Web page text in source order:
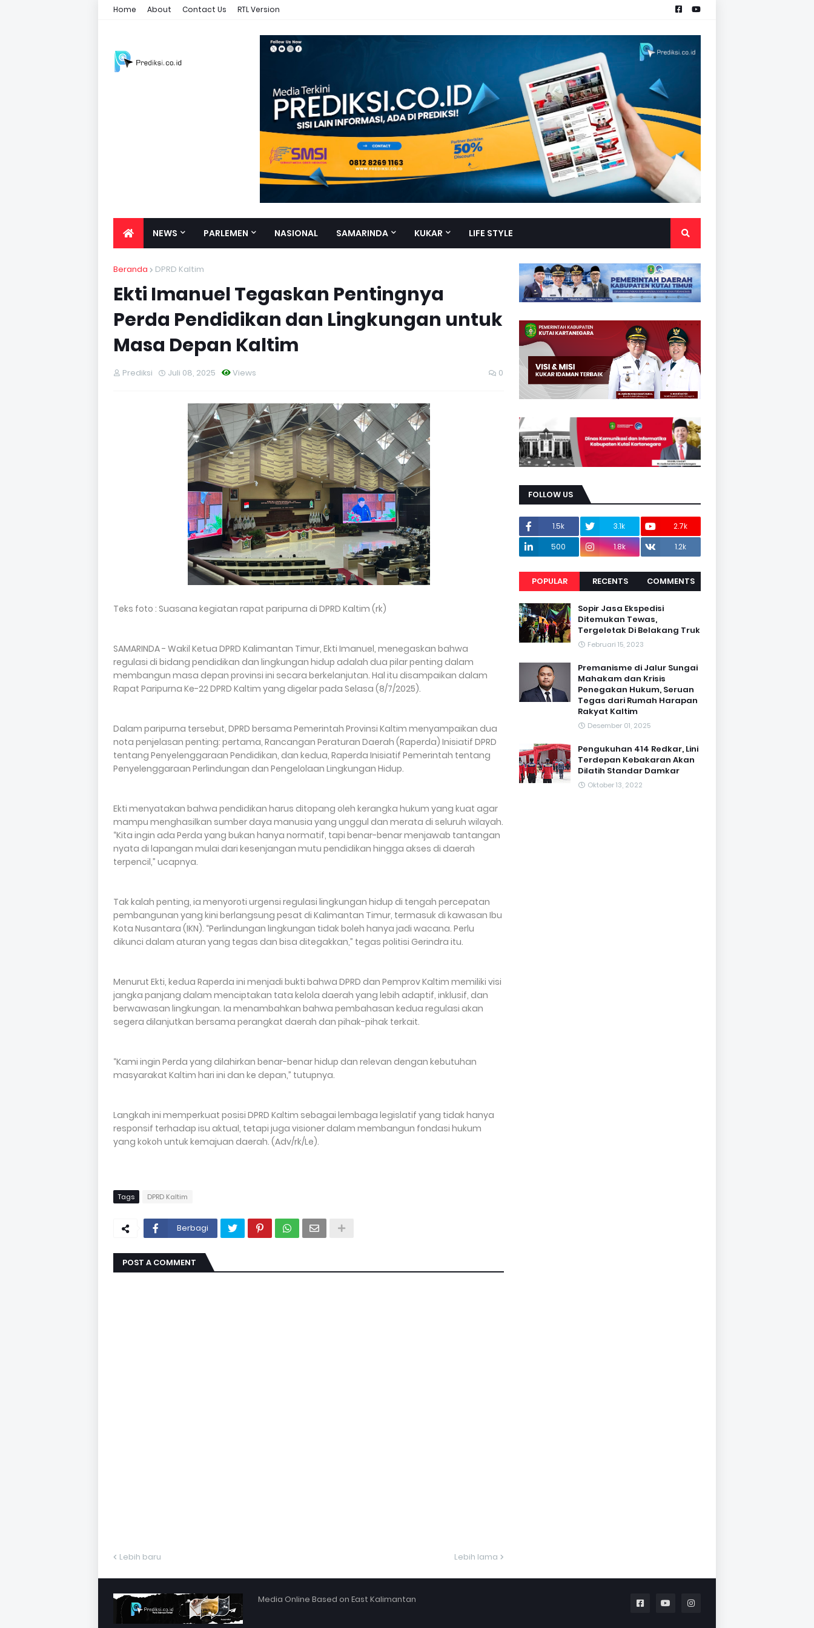
Home About Contact Us RTL Version
NEWS PARLEMEN NASIONAL SAMARINDA KUKAR LIFE STYLE
Beranda DPRD Kaltim
Ekti Imanuel Tegaskan Pentingnya
Perda Pendidikan dan Lingkungan untuk
Masa Depan Kaltim
Prediksi Views
Juli 08, 2025 0
Teks foto : Suasana kegiatan rapat paripurna di DPRD Kaltim (rk)
SAMARINDA - Wakil Ketua DPRD Kalimantan Timur, Ekti Imanuel, menegaskan bahwa
regulasi di bidang pendidikan dan lingkungan hidup adalah dua pilar penting dalam
membangun masa depan provinsi ini secara berkelanjutan. Hal itu disampaikan dalam
Rapat Paripurna Ke-22 DPRD Kaltim yang digelar pada Selasa (8/7/2025).
Dalam paripurna tersebut, DPRD bersama Pemerintah Provinsi Kaltim menyampaikan dua
nota penjelasan penting: pertama, Rancangan Peraturan Daerah (Raperda) Inisiatif DPRD
tentang Penyelenggaraan Pendidikan, dan kedua, Raperda Inisiatif Pemerintah tentang
Penyelenggaraan Perlindungan dan Pengelolaan Lingkungan Hidup.
Ekti menyatakan bahwa pendidikan harus ditopang oleh kerangka hukum yang kuat agar
mampu menghasilkan sumber daya manusia yang unggul dan merata di seluruh wilayah.
“Kita ingin ada Perda yang bukan hanya normatif, tapi benar-benar menjawab tantangan
nyata di lapangan mulai dari kesenjangan mutu pendidikan hingga akses di daerah
terpencil,” ucapnya.
Tak kalah penting, ia menyoroti urgensi regulasi lingkungan hidup di tengah percepatan
pembangunan yang kini berlangsung pesat di Kalimantan Timur, termasuk di kawasan Ibu
Kota Nusantara (IKN). “Perlindungan lingkungan tidak boleh hanya jadi wacana. Perlu
dikunci dalam aturan yang tegas dan bisa ditegakkan,” tegas politisi Gerindra itu.
Menurut Ekti, kedua Raperda ini menjadi bukti bahwa DPRD dan Pemprov Kaltim memiliki visi
jangka panjang dalam menciptakan tata kelola daerah yang lebih adaptif, inklusif, dan
berwawasan lingkungan. Ia menambahkan bahwa pembahasan kedua regulasi akan
segera dilanjutkan bersama perangkat daerah dan pihak-pihak terkait.
“Kami ingin Perda yang dilahirkan benar-benar hidup dan relevan dengan kebutuhan
masyarakat Kaltim hari ini dan ke depan,” tutupnya.
Langkah ini memperkuat posisi DPRD Kaltim sebagai lembaga legislatif yang tidak hanya
responsif terhadap isu aktual, tetapi juga visioner dalam membangun fondasi hukum
yang kokoh untuk kemajuan daerah. (Adv/rk/Le).
Tags DPRD Kaltim
Berbagi
POST A COMMENT
Lebih baru Lebih lama
FOLLOW US
1.5k 3.1k
2.7k
500
1.8k 1.2k
POPULAR RECENTS COMMENTS
Sopir Jasa Ekspedisi
Ditemukan Tewas,
Tergeletak Di Belakang Truk
Februari 15, 2023
Premanisme di Jalur Sungai
Mahakam dan Krisis
Penegakan Hukum, Seruan
Tegas dari Rumah Harapan
Rakyat Kaltim
Desember 01, 2025
Pengukuhan 414 Redkar, Lini
Terdepan Kebakaran Akan
Dilatih Standar Damkar
Oktober 13, 2022
Media Online Based on East Kalimantan